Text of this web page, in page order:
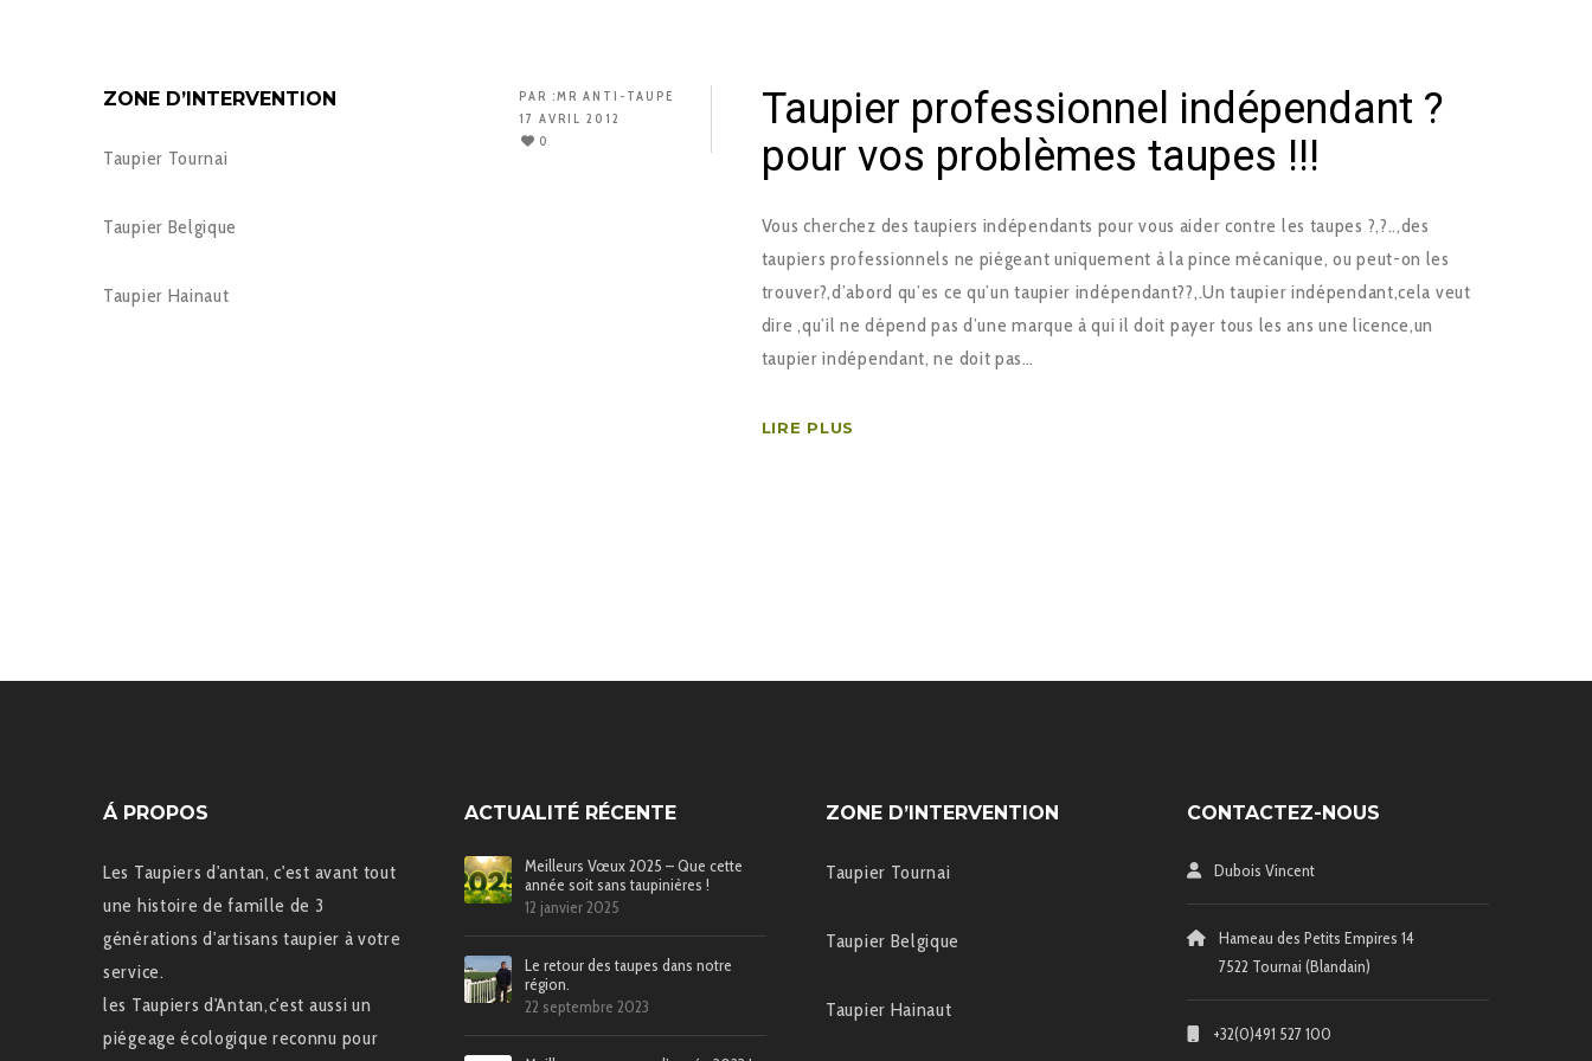
PAR :MR ANTI-TAUPE
17 AVRIL 2012
0
Taupier professionnel indépendant ?
pour vos problèmes taupes !!!
Vous cherchez des taupiers indépendants pour vous aider contre les taupes ?,?..,des
taupiers professionnels ne piégeant uniquement à la pince mécanique, ou peut-on les
trouver?,d’abord qu’es ce qu’un taupier indépendant??,.Un taupier indépendant,cela veut
dire ,qu’il ne dépend pas d’une marque à qui il doit payer tous les ans une licence,un
taupier indépendant, ne doit pas…
LIRE PLUS
ZONE D’INTERVENTION
Taupier Tournai
Taupier Belgique
Taupier Hainaut
Á PROPOS
Les Taupiers d'antan, c'est avant tout
une histoire de famille de 3
générations d'artisans taupier à votre
service.
les Taupiers d'Antan,c'est aussi un
piégeage écologique reconnu pour
ACTUALITÉ RÉCENTE
Meilleurs Vœux 2025 – Que cette
année soit sans taupinières !
12 janvier 2025
Le retour des taupes dans notre
région.
22 septembre 2023
ZONE D’INTERVENTION
Taupier Tournai
Taupier Belgique
Taupier Hainaut
CONTACTEZ-NOUS
Dubois Vincent
Hameau des Petits Empires 14
7522 Tournai (Blandain)
+32(0)491 527 100